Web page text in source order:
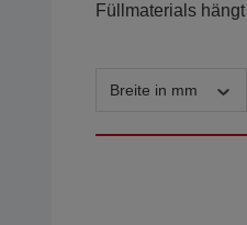
Füllmaterials
Breite in mm